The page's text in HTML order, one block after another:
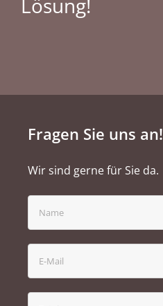
Lösung!
Fragen Sie uns an!
Wir sind gerne für Sie da.